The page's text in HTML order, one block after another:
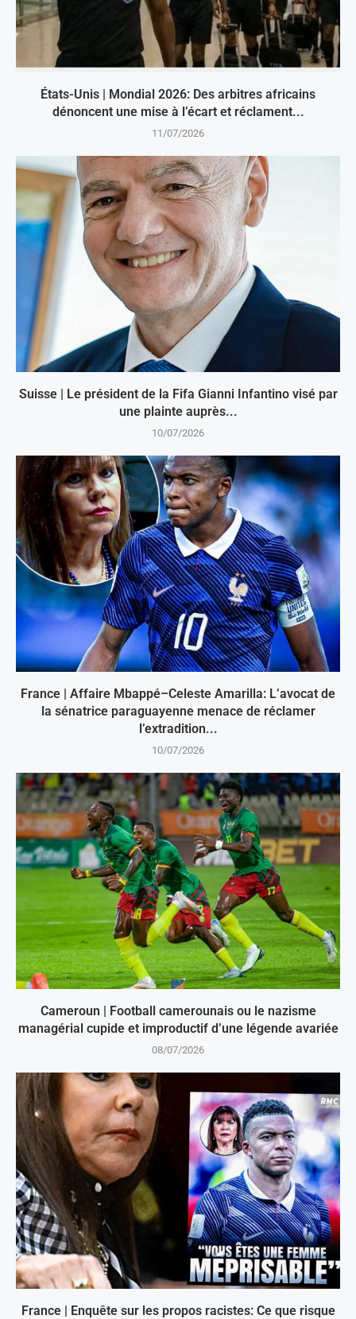
États-Unis | Mondial 2026: Des arbitres africains
dénoncent une mise à l’écart et réclament...
11/07/2026
Suisse | Le président de la Fifa Gianni Infantino visé par
une plainte auprès...
10/07/2026
France | Affaire Mbappé–Celeste Amarilla: L’avocat de
la sénatrice paraguayenne menace de réclamer
l’extradition...
10/07/2026
Cameroun | Football camerounais ou le nazisme
managérial cupide et improductif d’une légende avariée
08/07/2026
France | Enquête sur les propos racistes: Ce que risque